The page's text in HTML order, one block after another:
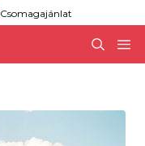
Csomagajánlat